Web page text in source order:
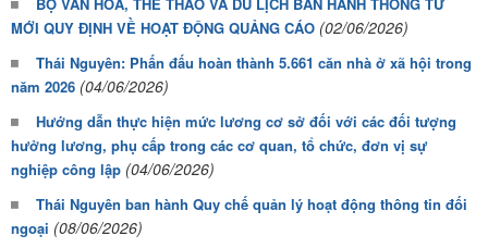
MỚI QUY ĐỊNH VỀ HOẠT ĐỘNG QUẢNG CÁO (02/06/2026)
Thái Nguyên: Phấn đấu hoàn thành 5.661 căn nhà ở xã hội trong
năm 2026 (04/06/2026)
Hướng dẫn thực hiện mức lương cơ sở đối với các đối tượng
hưởng lương, phụ cấp trong các cơ quan, tổ chức, đơn vị sự
nghiệp công lập (04/06/2026)
Thái Nguyên ban hành Quy chế quản lý hoạt động thông tin đối
ngoại (08/06/2026)